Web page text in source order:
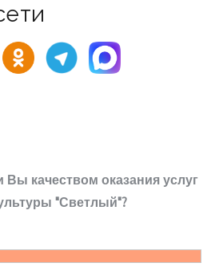
качеством оказания услуг
"Светлый"?